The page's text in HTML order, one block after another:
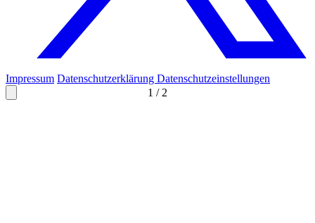
1 / 2
Impressum Datenschutzerklärung Datenschutzeinstellungen